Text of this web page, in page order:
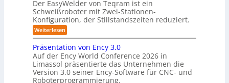
i
s
i
e
r
u
n
g
e
o
-
K
m
e
r
a
m
e
n
t
s
e
n
s
o
r
f
s
t
u
n
g
s
v
e
r
g
l
Der EasyWelder von Teqram ist ein
Schweißroboter mit Zwei-Stationen-
Konfiguration, der Stillstandszeiten reduziert.
Weiterlesen:
Z
w
e
i
-
S
t
Präsentation von Ency 3.0
Auf der Ency World Conference 2026 in
Limassol präsentierte das Unternehmen die
Version 3.0 seiner Ency-Software für CNC- und
Roboterprogrammierung.